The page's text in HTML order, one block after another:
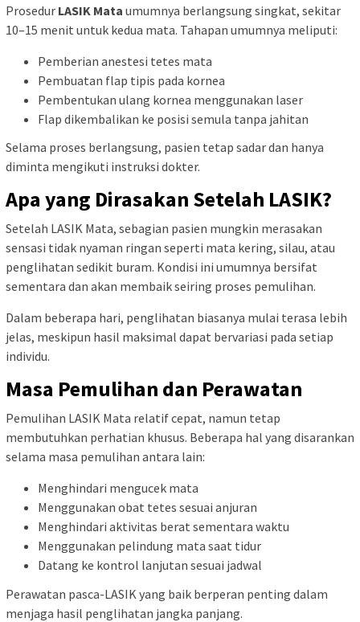
Prosedur LASIK Mata umumnya berlangsung singkat, sekitar
10–15 menit untuk kedua mata. Tahapan umumnya meliputi:
Pemberian anestesi tetes mata
Pembuatan flap tipis pada kornea
Pembentukan ulang kornea menggunakan laser
Flap dikembalikan ke posisi semula tanpa jahitan
Selama proses berlangsung, pasien tetap sadar dan hanya
diminta mengikuti instruksi dokter.
Apa yang Dirasakan Setelah LASIK?
Setelah LASIK Mata, sebagian pasien mungkin merasakan
sensasi tidak nyaman ringan seperti mata kering, silau, atau
penglihatan sedikit buram. Kondisi ini umumnya bersifat
sementara dan akan membaik seiring proses pemulihan.
Dalam beberapa hari, penglihatan biasanya mulai terasa lebih
jelas, meskipun hasil maksimal dapat bervariasi pada setiap
individu.
Masa Pemulihan dan Perawatan
Pemulihan LASIK Mata relatif cepat, namun tetap
membutuhkan perhatian khusus. Beberapa hal yang disarankan
selama masa pemulihan antara lain:
Menghindari mengucek mata
Menggunakan obat tetes sesuai anjuran
Menghindari aktivitas berat sementara waktu
Menggunakan pelindung mata saat tidur
Datang ke kontrol lanjutan sesuai jadwal
Perawatan pasca-LASIK yang baik berperan penting dalam
menjaga hasil penglihatan jangka panjang.